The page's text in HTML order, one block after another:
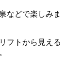
などで楽しみま
フトから見える